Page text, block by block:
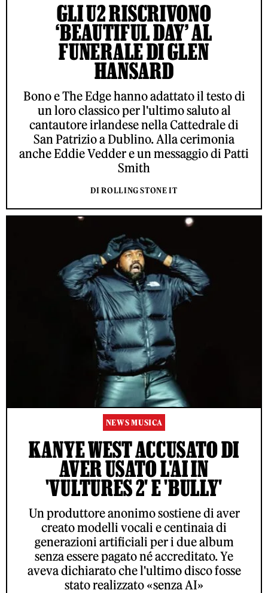
GLI U2 RISCRIVONO
‘BEAUTIFUL DAY’ AL
FUNERALE DI GLEN
HANSARD
Bono e The Edge hanno adattato il testo di
un loro classico per l'ultimo saluto al
cantautore irlandese nella Cattedrale di
San Patrizio a Dublino. Alla cerimonia
anche Eddie Vedder e un messaggio di Patti
Smith
DI ROLLING STONE IT
NEWS MUSICA
KANYE WEST ACCUSATO DI
AVER USATO L'AI IN
'VULTURES 2' E 'BULLY'
Un produttore anonimo sostiene di aver
creato modelli vocali e centinaia di
generazioni artificiali per i due album
senza essere pagato né accreditato. Ye
aveva dichiarato che l'ultimo disco fosse
stato realizzato «senza AI»